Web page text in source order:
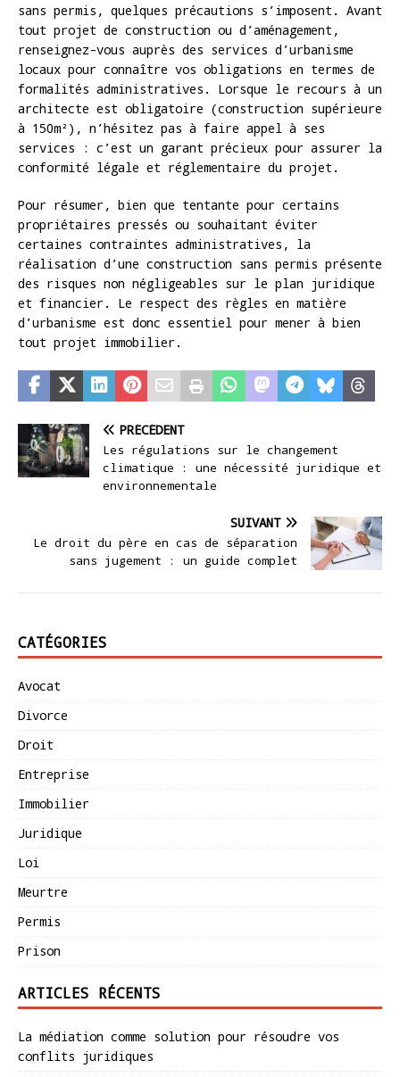
sans permis, quelques précautions s’imposent. Avant
tout projet de construction ou d’aménagement,
renseignez-vous auprès des services d’urbanisme
locaux pour connaître vos obligations en termes de
formalités administratives. Lorsque le recours à un
architecte est obligatoire (construction supérieure
à 150m²), n’hésitez pas à faire appel à ses
services : c’est un garant précieux pour assurer la
conformité légale et réglementaire du projet.
Pour résumer, bien que tentante pour certains
propriétaires pressés ou souhaitant éviter
certaines contraintes administratives, la
réalisation d’une construction sans permis présente
des risques non négligeables sur le plan juridique
et financier. Le respect des règles en matière
d’urbanisme est donc essentiel pour mener à bien
tout projet immobilier.
PRÉCÉDENT
Les régulations sur le changement
climatique : une nécessité juridique et
environnementale
SUIVANT
Le droit du père en cas de séparation
sans jugement : un guide complet
CATÉGORIES
Avocat
Divorce
Droit
Entreprise
Immobilier
Juridique
Loi
Meurtre
Permis
Prison
ARTICLES RÉCENTS
La médiation comme solution pour résoudre vos
conflits juridiques